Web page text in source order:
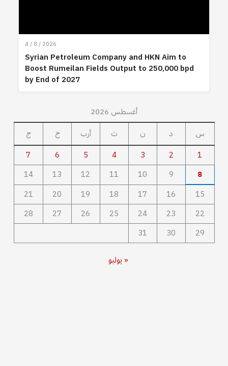
4 / 8 / 2026
Syrian Petroleum Company and HKN Aim to
Boost Rumeilan Fields Output to 250,000 bpd
by End of 2027
أغسطس 2026
س
ن ث أرب خ
ج
1
2
3
4
5
6
7
8
9
10
11
12
13
14
15
16
17
18
19
20
21
22
23
24
25
26
27
28
29
30
31
« يوليو